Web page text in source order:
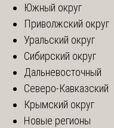
Южный округ
Приволжский округ
Уральский округ
Сибирский округ
Дальневосточный
Северо-Кавказский
Крымский округ
Новые регионы